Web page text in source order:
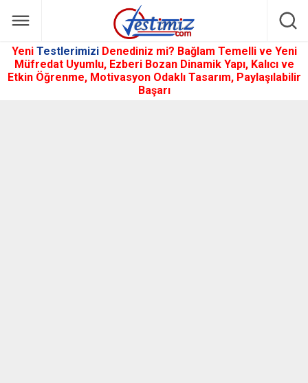
Yeni Testlerimizi Denediniz mi? Bağlam Temelli ve Yeni
Müfredat Uyumlu, Ezberi Bozan Dinamik Yapı, Kalıcı ve
Etkin Öğrenme, Motivasyon Odaklı Tasarım, Paylaşılabilir
Başarı